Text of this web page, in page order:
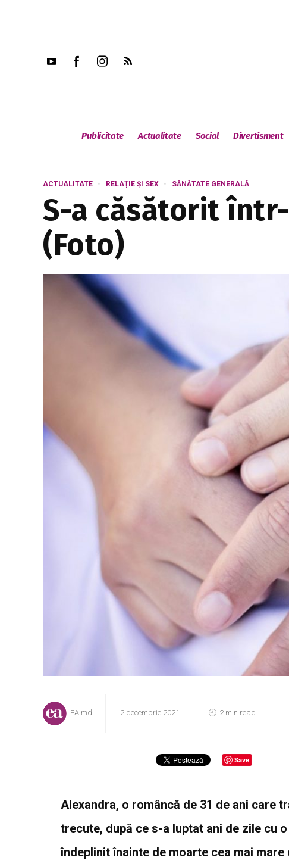
Publicitate Actualitate Social Divertisment
ACTUALITATE RELAȚIE ȘI SEX SĂNĂTATE GENERALĂ
S-a căsătorit
(Foto)
EA.md 2 decembrie 2021 2 min read
Save
Alexandra, o româncă de 31 de ani care
trecute, după ce s-a luptat ani de zile cu
îndeplinit înainte de moarte cea mai